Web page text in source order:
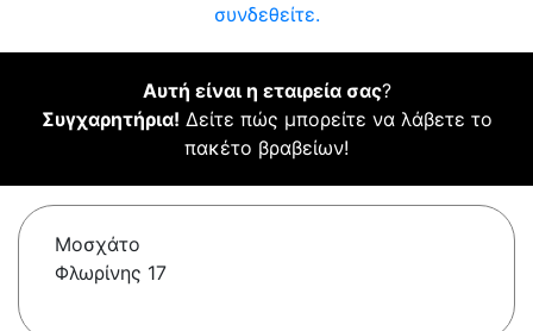
συνδεθείτε.
Αυτή είναι η εταιρεία σας?
Συγχαρητήρια! Δείτε πώς μπορείτε να λάβετε το
πακέτο βραβείων!
Μοσχάτο
Φλωρίνης 17